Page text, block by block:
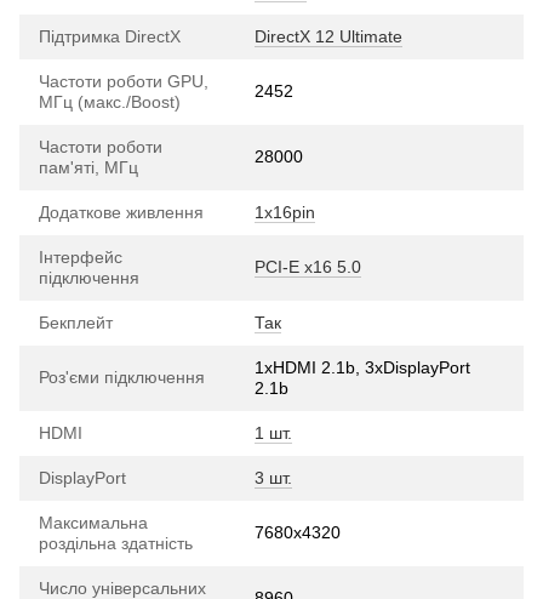
Підтримка DirectX DirectX 12 Ultimate
Частоти роботи GPU,
МГц (макс./Boost)
2452
Частоти роботи
пам'яті, МГц
28000
Додаткове живлення 1х16pin
Інтерфейс
підключення
PCI-E х16 5.0
Бекплейт Так
Роз'єми підключення
1xHDMI 2.1b, 3хDisplayPort
2.1b
HDMI 1 шт.
DisplayPort 3 шт.
Максимальна
роздільна здатність
7680x4320
Число універсальних